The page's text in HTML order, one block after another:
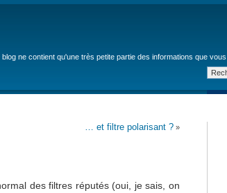
ne contient qu'une très petite partie des informations que
… et filtre polarisant ?»
des filtres réputés (oui, je sais, on